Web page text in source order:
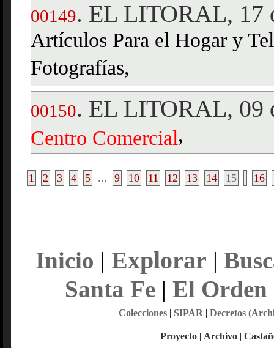
00149. EL LITORAL, 17
Artículos Para el Hogar y
Fotografías,
00150. EL LITORAL, 09
Centro Comercial,
1 2 3 4 5 ... 9 10 11 12 13 14 15 16
Inicio | Explorar |
Santa Fe| El Orden
Colecciones| SIPAR | Decretos
Proyecto | Archivo |